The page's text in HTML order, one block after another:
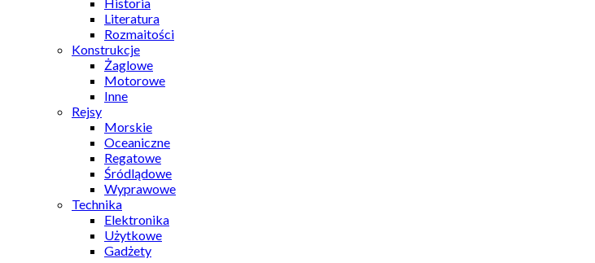
Literatura
Rozmaitości
Konstrukcje
Żaglowe
Motorowe
Inne
Rejsy
Morskie
Oceaniczne
Regatowe
Śródlądowe
Wyprawowe
Technika
Elektronika
Użytkowe
Gadżety